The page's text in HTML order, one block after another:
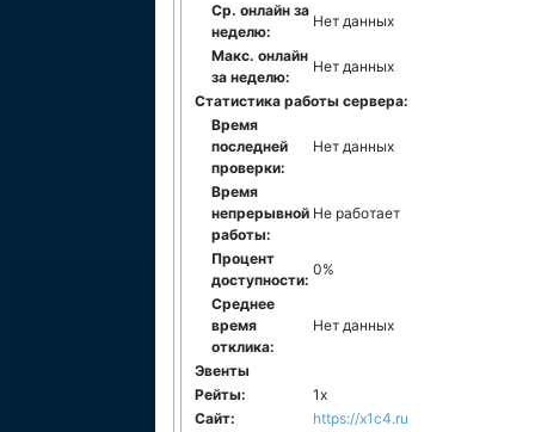
Ср. онлайн за
неделю:
Нет данных
Макс. онлайн
за неделю:
Нет данных
Статистика работы сервера:
Время
последней
проверки:
Нет данных
Время
непрерывной
работы:
Не работает
Процент
доступности:
0%
Среднее
время
отклика:
Нет данных
Эвенты
Рейты:
1x
Сайт:
https://x1c4.ru